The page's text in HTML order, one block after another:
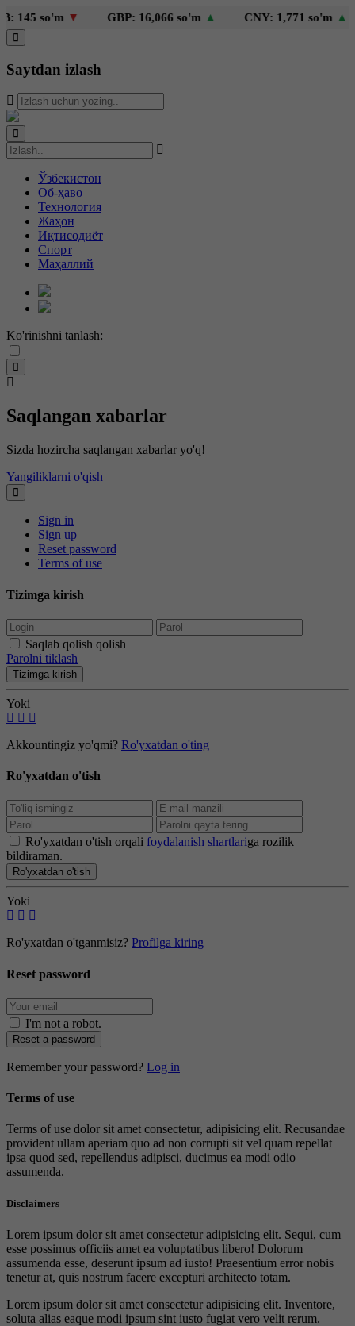
so'm▼ GBP: 16,066 so'm▲ CNY: 1,771 so'm▲
Saytdan izlash
Ўзбекистон
Об-ҳаво
Технология
Жаҳон
Иқтисодиёт
Спорт
Маҳаллий
Ko'rinishni tanlash:
Saqlangan xabarlar
Sizda hozircha saqlangan xabarlar yo'q!
Yangiliklarni o'qish
Sign in
Sign up
Reset password
Terms of use
Tizimga kirish
Saqlab qolish qolish
Parolni tiklash
Tizimga kirish
Yoki
Akkountingiz yo'qmi? Ro'yxatdan o'ting
Ro'yxatdan o'tish
Ro'yxatdan o'tish orqali foydalanish shartlariga rozilik
bildiraman.
Ro'yxatdan o'tish
Yoki
Ro'yxatdan o'tganmisiz? Profilga kiring
Reset password
I'm not a robot.
Reset a password
Remember your password? Log in
Terms of use
Terms of use dolor sit amet consectetur, adipisicing elit. Recusandae
provident ullam aperiam quo ad non corrupti sit vel quam repellat
ipsa quod sed, repellendus adipisci, ducimus ea modi odio
assumenda.
Disclaimers
Lorem ipsum dolor sit amet consectetur adipisicing elit. Sequi, cum
esse possimus officiis amet ea voluptatibus libero! Dolorum
assumenda esse, deserunt ipsum ad iusto! Praesentium error nobis
tenetur at, quis nostrum facere excepturi architecto totam.
Lorem ipsum dolor sit amet consectetur adipisicing elit. Inventore,
soluta alias eaque modi ipsum sint iusto fugiat vero velit rerum.